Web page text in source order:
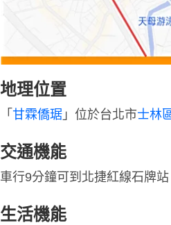
地理位置
「 甘霖僑琚 」位於台北市士林
交通機能
車行9分鐘可到北捷紅線石牌
生活機能